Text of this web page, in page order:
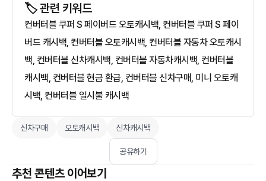
🏷️ 관련 키워드
컨버터블 쿠퍼 S 페이버드 오토캐시백, 컨버터블 쿠퍼 S 페이
버드 캐시백, 컨버터블 오토캐시백, 컨버터블 자동차 오토캐시
백, 컨버터블 신차캐시백, 컨버터블 자동차캐시백, 컨버터블
캐시백, 컨버터블 현금 환급, 컨버터블 신차구매, 미니 오토캐
시백, 컨버터블 일시불 캐시백
신차구매 오토캐시백 신차캐시백
공유하기
추천 콘텐츠 이어보기